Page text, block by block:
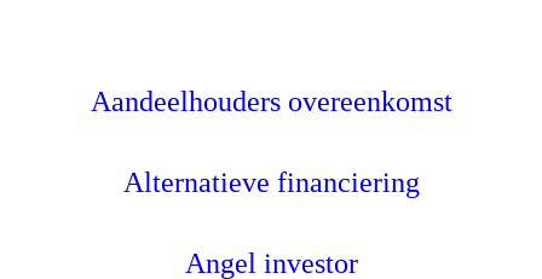
Aandeelhouders overeenkomst
Alternatieve financiering
Angel investor